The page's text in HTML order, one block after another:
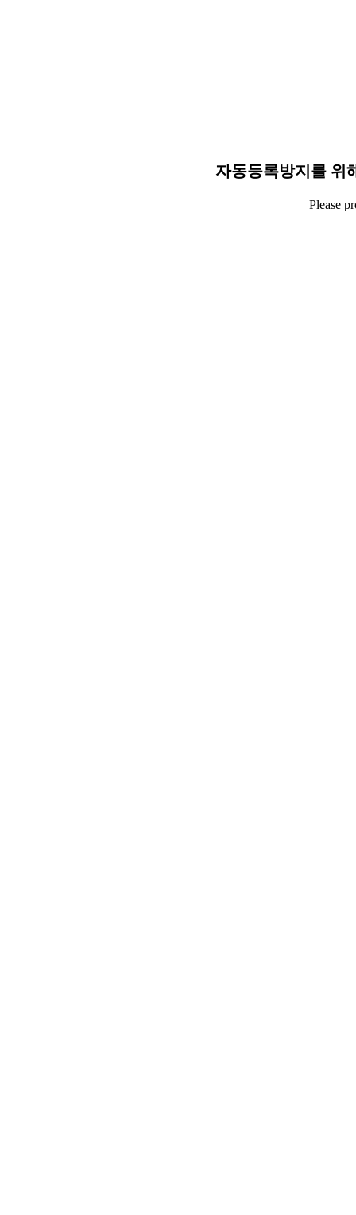
자동등록방지를 위
Please